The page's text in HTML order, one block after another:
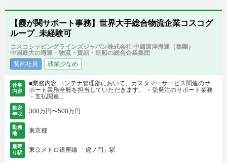
【霞が関サポート事務】世界大手総合物流企業コスコグ
ループ_未経験可
コスコシッピングラインズジャパン株式会社 中國遠洋海運（集團）
中国最大の海運・物流・貿易・造船の総合企業集団
契約社員
残業少なめ
仕事
内容
■業務内容:コンテナ管理部において、カスタマーサービス関連のサ
ポート業務全般を担当していただきます。 ・受発注のサポート業務
・支払関連...
推定
年収
300万円〜500万円
勤務
地
東京都
最寄
り駅
東京メトロ銀座線 「虎ノ門」駅